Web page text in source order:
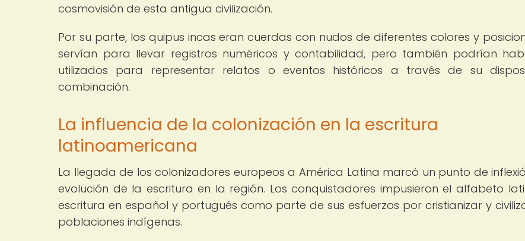
cosmovisión de esta antigua civilización.
Por su parte, los quipus incas eran cuerdas con nudos de diferentes colores y
servían para llevar registros numéricos y contabilidad, pero también podrían
utilizados para representar relatos o eventos históricos a través de su
combinación.
La influencia de la colonización en la escritura
latinoamericana
La llegada de los colonizadores europeos a América Latina marcó un punto de
evolución de la escritura en la región. Los conquistadores impusieron el alfabeto
escritura en español y portugués como parte de sus esfuerzos por cristianizar y
poblaciones indígenas.